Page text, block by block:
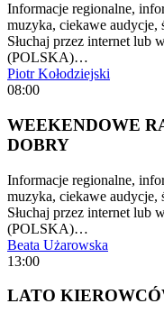
Informacje regionalne,
muzyka, ciekawe audycje,
Słuchaj przez internet lub
(POLSKA)…
Piotr Kołodziejski
08:00
WEEKENDOWE
DOBRY
Informacje regionalne,
muzyka, ciekawe audycje,
Słuchaj przez internet lub
(POLSKA)…
Beata Użarowska
13:00
LATO